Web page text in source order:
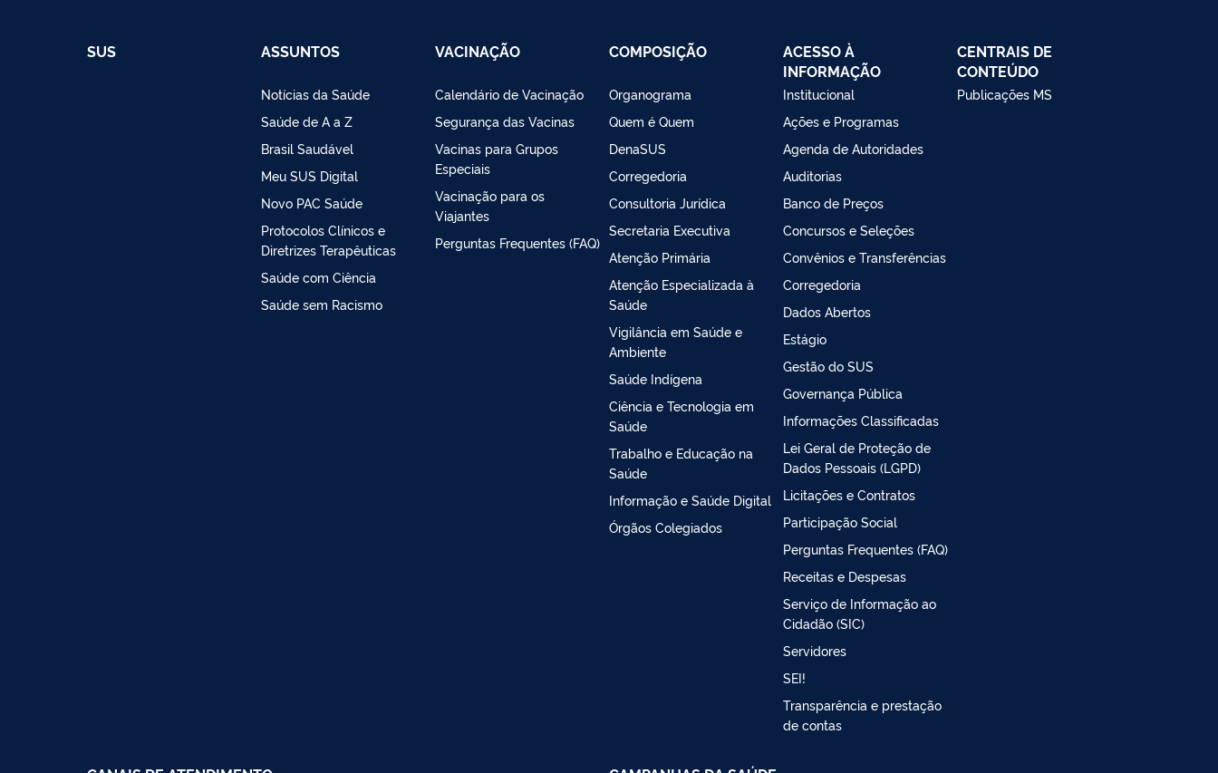
SUS ASSUNTOS
Notícias da Saúde
Saúde de A a Z
Brasil Saudável
Meu SUS Digital
Novo PAC Saúde
Protocolos Clínicos e
Diretrizes Terapêuticas
Saúde com Ciência
Saúde sem Racismo
VACINAÇÃO
Calendário de Vacinação
Segurança das Vacinas
Vacinas para Grupos
Especiais
Vacinação para os
Viajantes
Perguntas Frequentes (FAQ)
COMPOSIÇÃO
Organograma
Quem é Quem
DenaSUS
Corregedoria
Consultoria Jurídica
Secretaria Executiva
Atenção Primária
Atenção Especializada à
Saúde
Vigilância em Saúde e
Ambiente
Saúde Indígena
Ciência e Tecnologia em
Saúde
Trabalho e Educação na
Saúde
Informação e Saúde Digital
Órgãos Colegiados
ACESSO À
INFORMAÇÃO
Institucional
Ações e Programas
Agenda de Autoridades
Auditorias
Banco de Preços
Concursos e Seleções
Convênios e Transferências
Corregedoria
Dados Abertos
Estágio
Gestão do SUS
Governança Pública
Informações Classificadas
Lei Geral de Proteção de
Dados Pessoais (LGPD)
Licitações e Contratos
Participação Social
Perguntas Frequentes (FAQ)
Receitas e Despesas
Serviço de Informação ao
Cidadão (SIC)
Servidores
SEI!
Transparência e prestação
de contas
CENTRAIS DE
CONTEÚDO
Publicações MS